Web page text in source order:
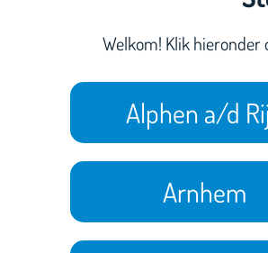
Welkom! Klik hieronder
Alphen a/d
Arnhem